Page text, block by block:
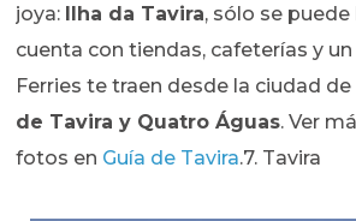
joya: Ilha da Tavira, sólo se
cuenta con tiendas, cafeterías y
Ferries te traen desde la ciudad de
de Tavira y Quatro Águas. Ver
fotos en Guía de Tavira.7. Tavira